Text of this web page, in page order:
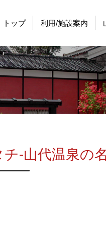
トップ 利用/施設案内
-山代温泉の